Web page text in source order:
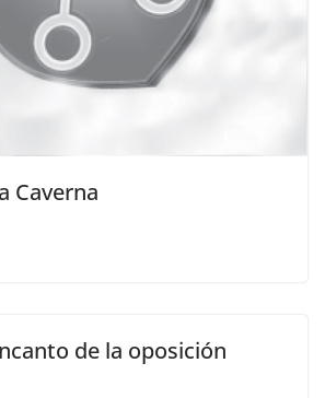
Caverna
de la oposición